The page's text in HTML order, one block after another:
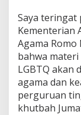
Saya teringat
Kementerian
Agama Romo
bahwa
LGBTQ akan
agama dan
perguruan
khutbah